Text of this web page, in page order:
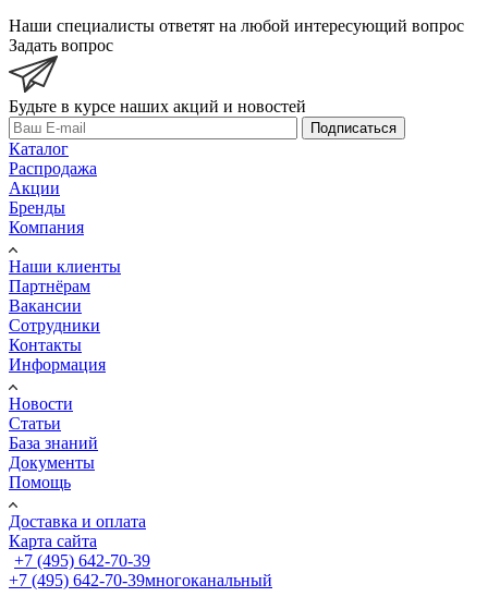
Наши специалисты ответят на любой интересующий вопрос
Задать вопрос
Будьте в курсе наших акций и новостей
Подписаться
Каталог
Распродажа
Акции
Бренды
Компания
Наши клиенты
Партнёрам
Вакансии
Сотрудники
Контакты
Информация
Новости
Статьи
База знаний
Документы
Помощь
Доставка и оплата
Карта сайта
+7 (495) 642-70-39
+7 (495) 642-70-39многоканальный